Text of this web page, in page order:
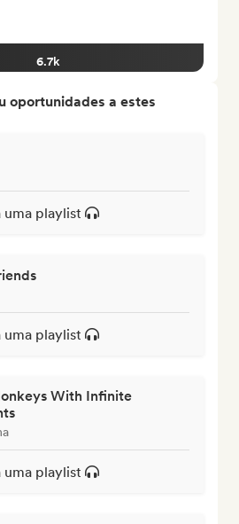
6.7k
oportunidades a estes
uma playlist
uma playlist
With Infinite
uma playlist